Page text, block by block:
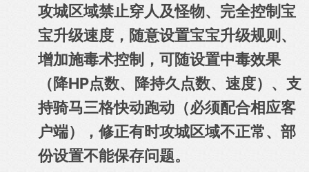
攻城区域禁止穿人及怪物、完全控制宝
宝升级速度，随意设置宝宝升级规则、
增加施毒术控制，可随设置中毒效果
（降HP点数、降持久点数、速度）、支
持骑马三格快动跑动（必须配合相应客
户端），修正有时攻城区域不正常、部
份设置不能保存问题。